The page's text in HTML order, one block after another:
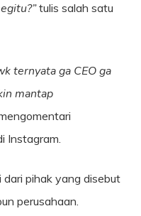
tulis salah satu
ternyata ga CEO ga
mantap
Instagram.
dari pihak yang disebut
perusahaan.